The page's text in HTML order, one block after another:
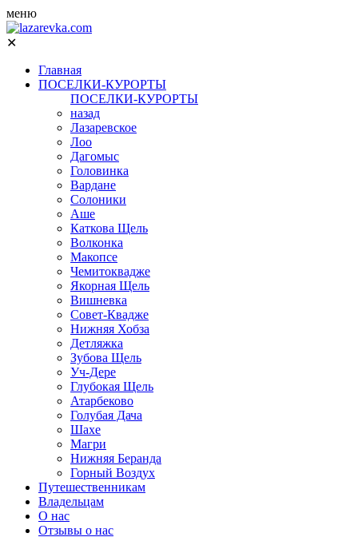
меню
✕
Главная
ПОСЕЛКИ-КУРОРТЫ
ПОСЕЛКИ-КУРОРТЫ
назад
Лазаревское
Лоо
Дагомыс
Головинка
Вардане
Солоники
Аше
Каткова Щель
Волконка
Макопсе
Чемитоквадже
Якорная Щель
Вишневка
Совет-Квадже
Нижняя Хобза
Детляжка
Зубова Щель
Уч-Дере
Глубокая Щель
Атарбеково
Голубая Дача
Шахе
Магри
Нижняя Беранда
Горный Воздух
Путешественникам
Владельцам
О нас
Отзывы о нас